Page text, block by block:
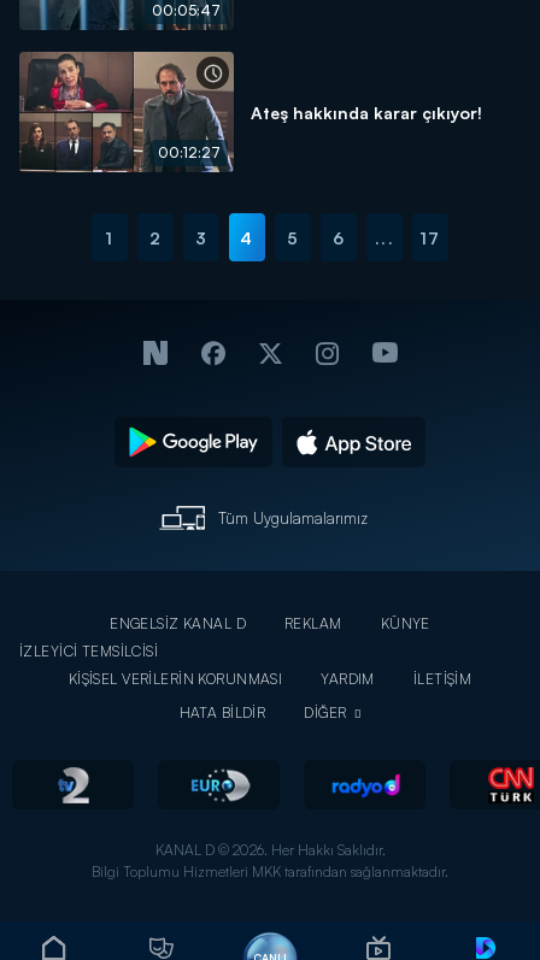
00:05:47
00:12:27
Ateş hakkında karar çıkıyor!
1 2 3 4 5 6 ... 17
Tüm Uygulamalarımız
ENGELSİZ KANAL D REKLAM
KÜNYE
İZLEYİCİ TEMSİLCİSİ
KİŞİSEL VERİLERİN KORUNMASI
YARDIM
İLETİŞİM
HATA BİLDİR
DİĞER
KANAL D © 2026. Her Hakkı Saklıdır.
Bilgi Toplumu Hizmetleri MKK tarafından sağlanmaktadır.